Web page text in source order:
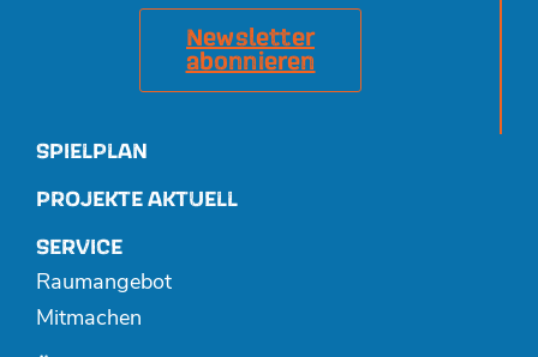
Newsletter
abonnieren
SPIELPLAN
PROJEKTE AKTUELL
SERVICE
Raumangebot
Mitmachen